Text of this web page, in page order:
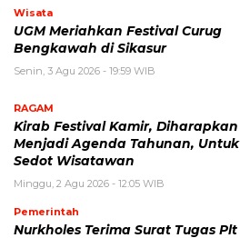
Wisata
UGM Meriahkan Festival Curug
Bengkawah di Sikasur
Senin, 3 Agu 2026 - 19:59 WIB
RAGAM
Kirab Festival Kamir, Diharapkan
Menjadi Agenda Tahunan, Untuk
Sedot Wisatawan
Minggu, 2 Agu 2026 - 12:05 WIB
Pemerintah
Nurkholes Terima Surat Tugas Plt